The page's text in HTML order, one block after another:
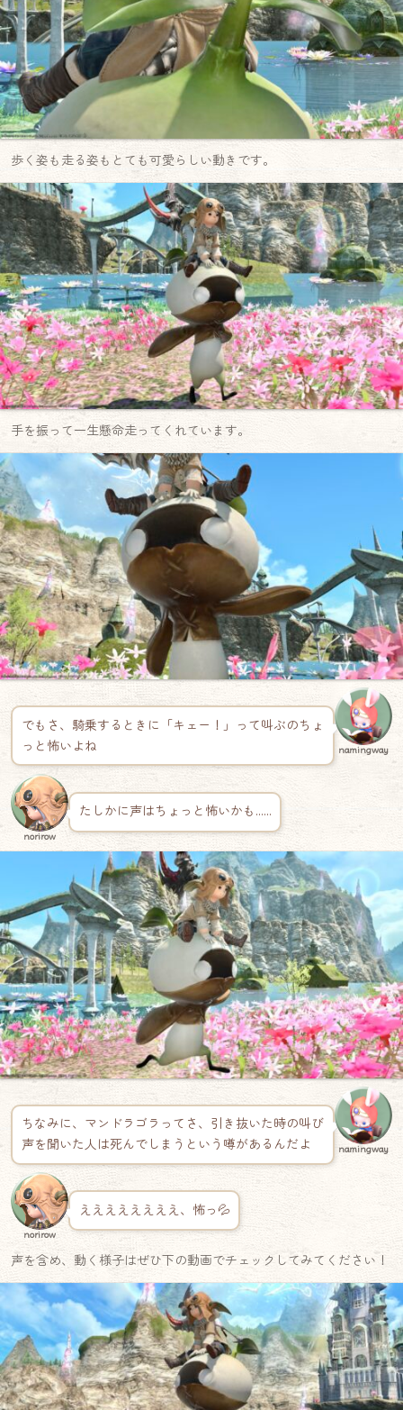
歩く姿も走る姿もとても可愛らしい動きです。
手を振って一生懸命走ってくれています。
でもさ、騎乗するときに「キェー！」って叫ぶのちょ
っと怖いよね
namingway
norirow
たしかに声はちょっと怖いかも……
ちなみに、マンドラゴラってさ、引き抜いた時の叫び
声を聞いた人は死んでしまうという噂があるんだよ
namingway
norirow
ええええええええ、怖っ💦
声を含め、動く様子はぜひ下の動画でチェックしてみてください！